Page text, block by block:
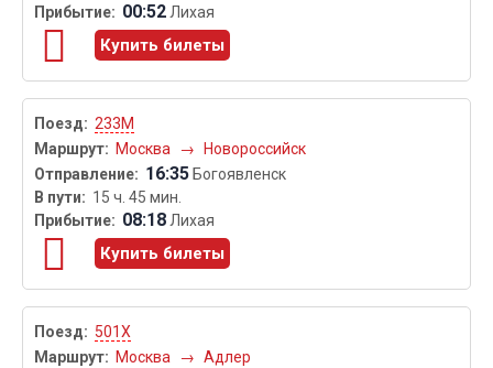
00:52Лихая
Купить билеты
233М
Москва
→ Новороссийск
16:35 Богоявленск
15 ч. 45 мин.
08:18Лихая
Купить билеты
501Х
Москва
→ Адлер